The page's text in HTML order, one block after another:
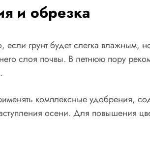
и обрезка
грунт будет слегка влажным,
слоя почвы. В летнюю пору
комплексные удобрения,
осени. Для повышения